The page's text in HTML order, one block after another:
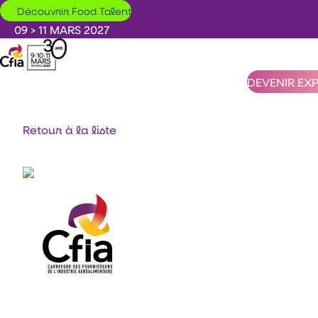
Aller au contenu principal
Découvrir Food Talent
09 > 11 MARS 2027
DEVENIR
Retour à la liste